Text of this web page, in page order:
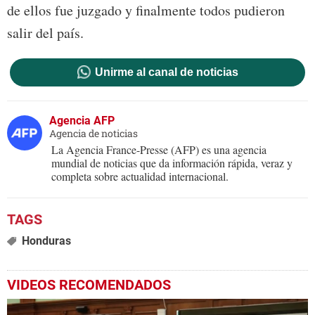
de ellos fue juzgado y finalmente todos pudieron
salir del país.
Unirme al canal de noticias
Agencia AFP
Agencia de noticias
La Agencia France-Presse (AFP) es una agencia
mundial de noticias que da información rápida, veraz y
completa sobre actualidad internacional.
Honduras
VIDEOS RECOMENDADOS